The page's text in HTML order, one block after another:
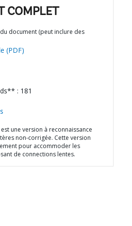
COMPLET
document (peut inclure des
(PDF)
: 181
une version à reconnaissance
non-corrigée. Cette version
pour accommoder les
de connections lentes.